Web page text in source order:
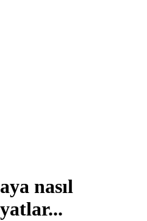
nasıl